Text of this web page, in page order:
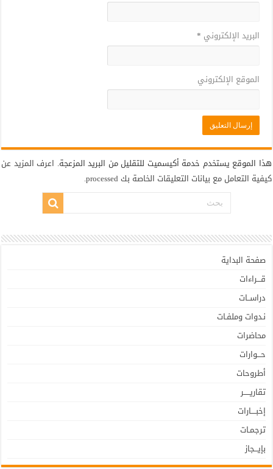
البريد الإلكتروني *
الموقع الإلكتروني
هذا الموقع يستخدم خدمة أكيسميت للتقليل من البريد المزعجة. اعرف المزيد عن
كيفية التعامل مع بيانات التعليقات الخاصة بك processed
.
صفحة البداية
قـــراءات
دراســات
نـدوات وملفـات
محاضرات
حـــوارات
أطروحات
تقاريـــــر
إخبــــارات
ترجمـات
بإيـــجاز